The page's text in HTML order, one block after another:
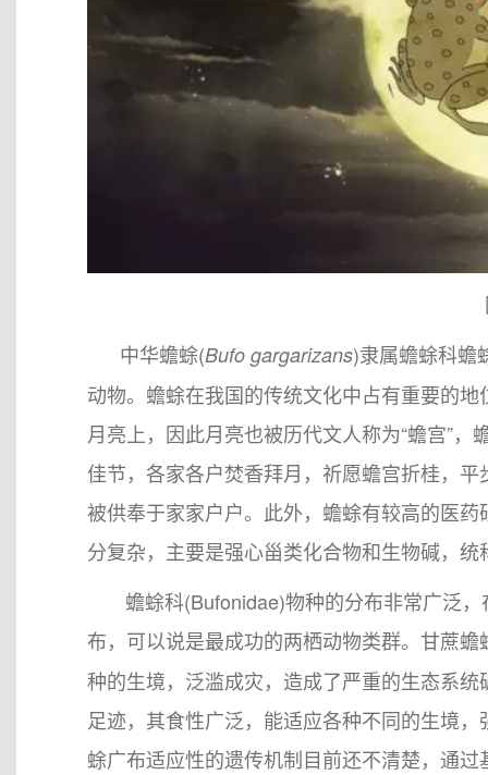
中华蟾蜍(Bufo gargarizans)隶属蟾蜍科蟾
动物。蟾蜍在我国的传统文化中占有重要的
月亮上，因此月亮也被历代文人称为“蟾宫”
佳节，各家各户焚香拜月，祈愿蟾宫折桂，
被供奉于家家户户。此外，蟾蜍有较高的医
分复杂，主要是强心甾类化合物和生物碱，
蟾蜍科(Bufonidae)物种的分布非常广泛，
布，可以说是最成功的两栖动物类群。甘蔗蟾
种的生境，泛滥成灾，造成了严重的生态系
足迹，其食性广泛，能适应各种不同的生境
蜍广布适应性的遗传机制目前还不清楚，通